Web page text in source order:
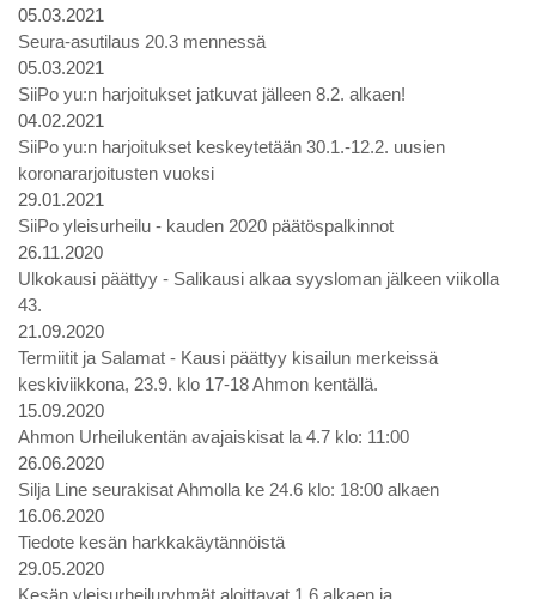
05.03.2021
Seura-asutilaus 20.3 mennessä
05.03.2021
SiiPo yu:n harjoitukset jatkuvat jälleen 8.2. alkaen!
04.02.2021
SiiPo yu:n harjoitukset keskeytetään 30.1.-12.2. uusien
koronararjoitusten vuoksi
29.01.2021
SiiPo yleisurheilu - kauden 2020 päätöspalkinnot
26.11.2020
Ulkokausi päättyy - Salikausi alkaa syysloman jälkeen viikolla
43.
21.09.2020
Termiitit ja Salamat - Kausi päättyy kisailun merkeissä
keskiviikkona, 23.9. klo 17-18 Ahmon kentällä.
15.09.2020
Ahmon Urheilukentän avajaiskisat la 4.7 klo: 11:00
26.06.2020
Silja Line seurakisat Ahmolla ke 24.6 klo: 18:00 alkaen
16.06.2020
Tiedote kesän harkkakäytännöistä
29.05.2020
Kesän yleisurheiluryhmät aloittavat 1.6 alkaen ja